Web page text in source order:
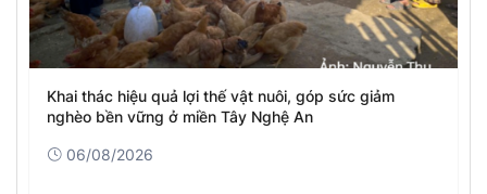
Khai thác hiệu quả lợi thế vật nuôi, góp sức giảm
nghèo bền vững ở miền Tây Nghệ An
06/08/2026